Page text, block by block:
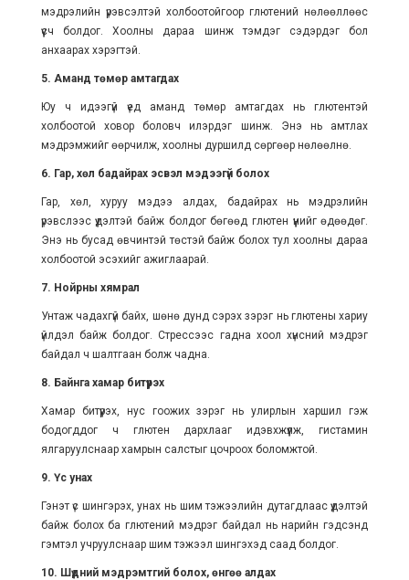
мэдрэлийн үрэвсэлтэй холбоотойгоор глютений нөлөөллөөс
үүсч болдог. Хоолны дараа шинж тэмдэг сэдэрдэг бол
анхаарах хэрэгтэй.
5. Аманд төмөр амтагдах
Юу ч идээгүй үед аманд төмөр амтагдах нь глютентэй
холбоотой ховор боловч илэрдэг шинж. Энэ нь амтлах
мэдрэмжийг өөрчилж, хоолны дуршилд сөргөөр нөлөөлнө.
6. Гар, хөл бадайрах эсвэл мэдээгүй болох
Гар, хөл, хуруу мэдээ алдах, бадайрах нь мэдрэлийн
үрэвслээс үүдэлтэй байж болдог бөгөөд глютен үүнийг өдөөдөг.
Энэ нь бусад өвчинтэй төстэй байж болох тул хоолны дараа
холбоотой эсэхийг ажиглаарай.
7. Нойрны хямрал
Унтаж чадахгүй байх, шөнө дунд сэрэх зэрэг нь глютены хариу
үйлдэл байж болдог. Стрессээс гадна хоол хүнсний мэдрэг
байдал ч шалтгаан болж чадна.
8. Байнга хамар битүүрэх
Хамар битүүрэх, нус гоожих зэрэг нь улирлын харшил гэж
бодогддог ч глютен дархлааг идэвхжүүлж, гистамин
ялгаруулснаар хамрын салстыг цочроох боломжтой.
9. Үс унах
Гэнэт үс шингэрэх, унах нь шим тэжээлийн дутагдлаас үүдэлтэй
байж болох ба глютений мэдрэг байдал нь нарийн гэдсэнд
гэмтэл учруулснаар шим тэжээл шингэхэд саад болдог.
10. Шүдний мэдрэмтгий болох, өнгөө алдах